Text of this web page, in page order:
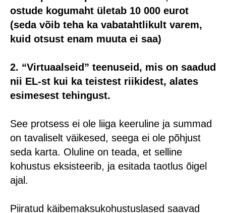
ostude kogumaht ületab 10 000 eurot
(seda võib teha ka vabatahtlikult varem,
kuid otsust enam muuta ei saa)
2. “Virtuaalseid” teenuseid, mis on saadud
nii EL-st kui ka teistest riikidest, alates
esimesest tehingust.
See protsess ei ole liiga keeruline ja summad
on tavaliselt väikesed, seega ei ole põhjust
seda karta. Oluline on teada, et selline
kohustus eksisteerib, ja esitada taotlus õigel
ajal.
Piiratud käibemaksukohustuslased saavad